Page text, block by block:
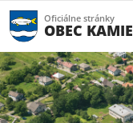
Oficiálne stránky
OBEC